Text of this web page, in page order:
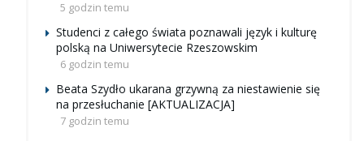
5 godzin temu
Studenci z całego świata poznawali język i kulturę
polską na Uniwersytecie Rzeszowskim
6 godzin temu
Beata Szydło ukarana grzywną za niestawienie się
na przesłuchanie [AKTUALIZACJA]
7 godzin temu